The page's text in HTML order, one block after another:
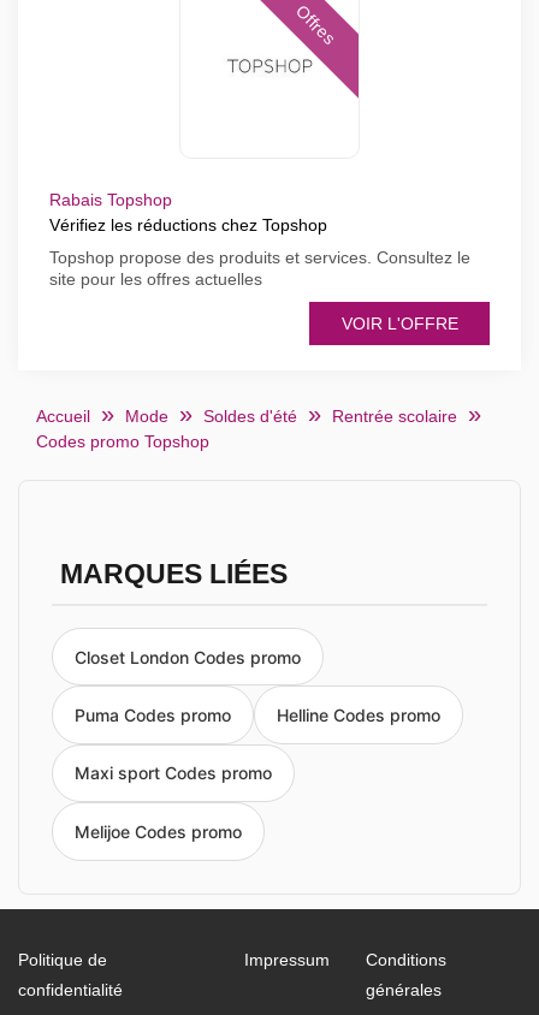
Offres
Rabais Topshop
Vérifiez les réductions chez Topshop
Topshop propose des produits et services. Consultez le
site pour les offres actuelles
VOIR L'OFFRE
Accueil Mode Soldes d'été
Rentrée scolaire
Codes promo Topshop
MARQUES LIÉES
Closet London Codes promo
Puma Codes promo Helline Codes promo
Maxi sport Codes promo
Melijoe Codes promo
Politique de
confidentialité
Impressum
Conditions
générales